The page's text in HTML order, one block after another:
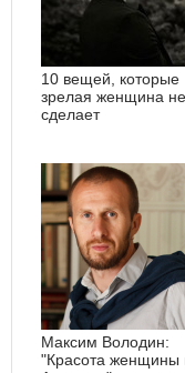
10 вещей, которые
зрелая женщина не
сделает
Максим Володин:
"Красота женщины